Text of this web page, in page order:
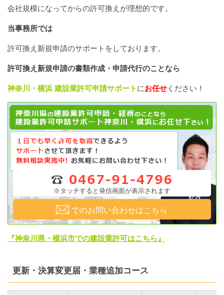
会社規模になってからの許可換えが理想的です。
当事務所では
許可換え新規申請のサポートをしております。
許可換え新規申請の書類作成・申請代行のことなら
神奈川・横浜 建設業許可申請サポート にお任せ ください！
※タッチすると発信画面が表示されます
でのお問い合わせはこちら
『神奈川県・横浜市での建設業許可はこちら』
更新・決算変更届・業種追加コース